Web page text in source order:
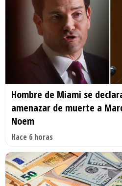
Hombre de Miami se
amenazar de muerte a
Noem
Hace 6 horas